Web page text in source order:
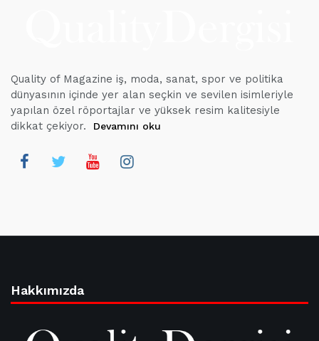
Quality of Magazine iş, moda, sanat, spor ve politika
dünyasının içinde yer alan seçkin ve sevilen isimleriyle
yapılan özel röportajlar ve yüksek resim kalitesiyle
dikkat çekiyor.
Devamını oku
Hakkımızda